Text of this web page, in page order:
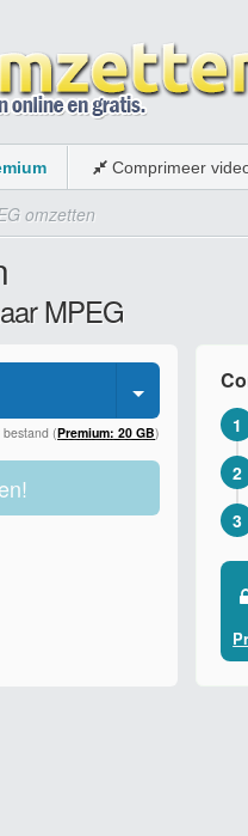
Comprimeer
omzetten
MPEG
bestand (Premium: 20 GB) 1
2
3